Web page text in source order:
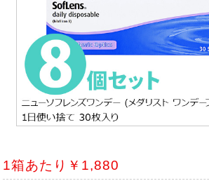
1箱あたり￥1,880